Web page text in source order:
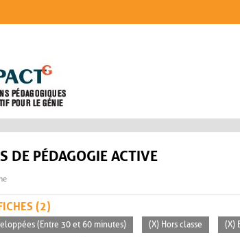
DE PÉDAGOGIE ACTIVE
(2)
(Entre 30 et 60 minutes) (X) Hors classe (X)